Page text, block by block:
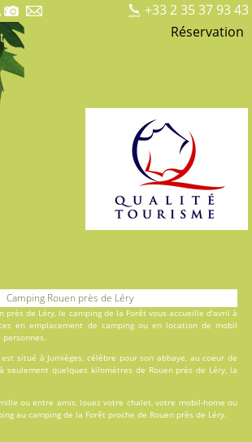
+33 2 35 37 93 43
Réservation
Camping Rouen près de Léry
près de Léry, le camping de la Forêtvous accueille d'avril à
enemplacement de campingou en locationde mobil
situé à Jumièges, célèbre pour son abbaye, au coeur de
seulement quelques kilomètres de Rouen près de Léry, la
ou entre amis, louez votre chalet, votre mobil-home ou
au camping de la Forêt proche de Rouen près de Léry.